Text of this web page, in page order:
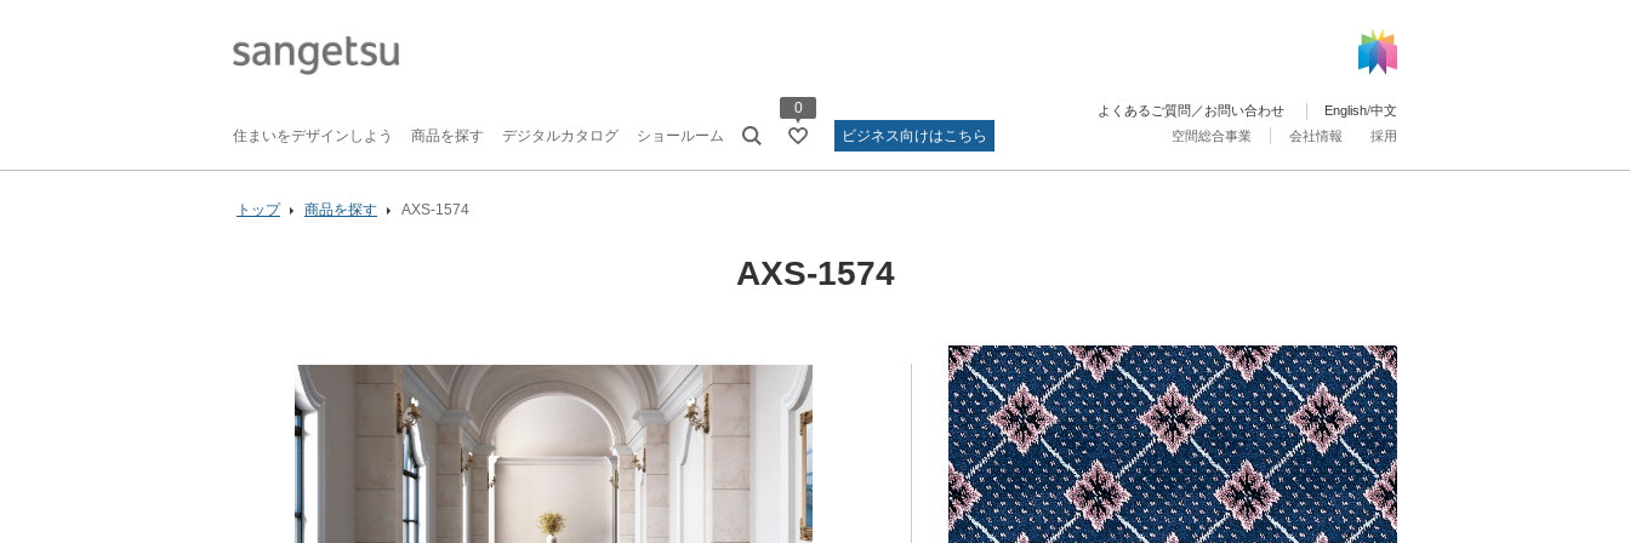
住まいをデザインしよう 商品を探す デジタルカタログ ショールーム
0
ビジネス向けはこちら
空間総合事業 会社情報 採用
よくあるご質問／お問い合わせ English/中文
トップ 商品を探す AXS-1574
AXS-1574